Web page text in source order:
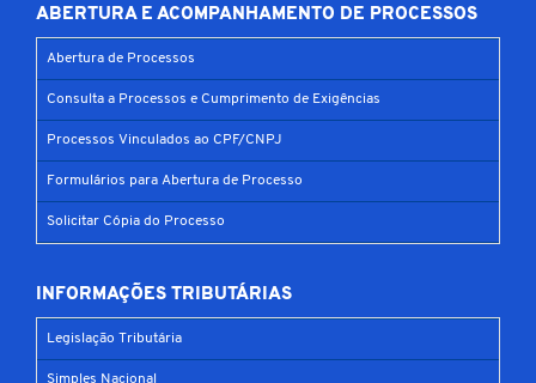
ABERTURA E ACOMPANHAMENTO DE PROCESSOS
Abertura de Processos
Consulta a Processos e Cumprimento de Exigências
Processos Vinculados ao CPF/CNPJ
Formulários para Abertura de Processo
Solicitar Cópia do Processo
INFORMAÇÕES TRIBUTÁRIAS
Legislação Tributária
Simples Nacional